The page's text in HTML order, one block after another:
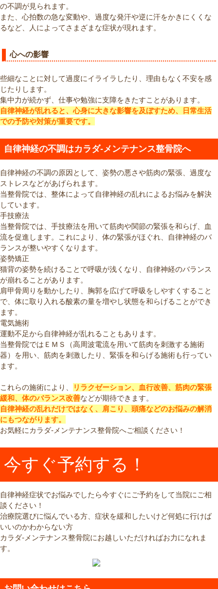
の不調が見られます。
また、心拍数の急な変動や、過度な発汗や逆に汗をかきにくくな
るなど、人によってさまざまな症状が現れます。
心への影響
些細なことに対して過度にイライラしたり、理由もなく不安を感
じたりします。
集中力が続かず、仕事や勉強に支障をきたすことがあります。
自律神経が乱れると、心身に大きな影響を及ぼすため、日常生活
での予防や対策が重要です。
自律神経の不調はカラダ-メンテナンス整骨院へ
自律神経の不調の原因として、姿勢の悪さや筋肉の緊張、過度な
ストレスなどがあげられます。
当整骨院では、整体によって自律神経の乱れによるお悩みを解決
しています。
手技療法
当整骨院では、手技療法を用いて筋肉や関節の緊張を和らげ、血
流を促進します。これにより、体の緊張がほぐれ、自律神経のバ
ランスが整いやすくなります。
姿勢矯正
猫背の姿勢を続けることで呼吸が浅くなり、自律神経のバランス
が崩れることがあります。
肩甲骨周りを動かしたり、胸郭を広げて呼吸をしやすくすること
で、体に取り入れる酸素の量を増やし状態を和らげることができ
ます。
電気施術
運動不足から自律神経が乱れることもあります。
当整骨院ではＥＭＳ（高周波電流を用いて筋肉を刺激する施術
器）を用い、筋肉を刺激したり、緊張を和らげる施術も行ってい
ます。
これらの施術により、
リラクゼーション、血行改善、筋肉の緊張
緩和、体のバランス改善などが期待できます。
自律神経の乱れだけではなく、肩こり、頭痛などのお悩みの解消
にもつながります。
お気軽にカラダ-メンテナンス整骨院へご相談ください！
今すぐ予約する！
自律神経症状でお悩みでしたら今すぐにご予約をして当院にご相
談ください！
治療院選びに悩んでいる方、症状を緩和したいけど何処に行けば
いいのかわからない方
カラダ‐メンテナンス整骨院にお越しいただければお力になれま
す。